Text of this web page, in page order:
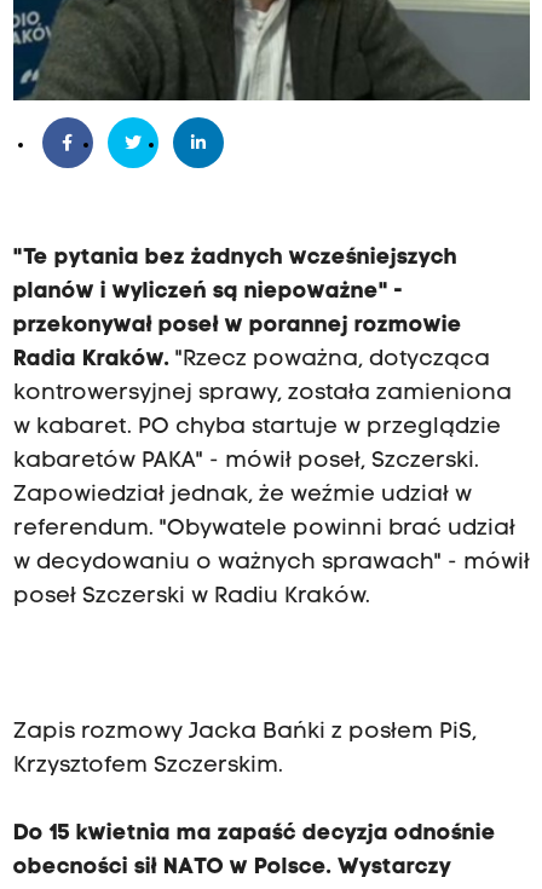
"Te pytania bez żadnych wcześniejszych
planów i wyliczeń są niepoważne" -
przekonywał poseł w porannej rozmowie
Radia Kraków."Rzecz poważna, dotycząca
kontrowersyjnej sprawy, została zamieniona
w kabaret. PO chyba startuje w przeglądzie
kabaretów PAKA" - mówił poseł, Szczerski.
Zapowiedział jednak, że weźmie udział w
referendum. "Obywatele powinni brać udział
w decydowaniu o ważnych sprawach" - mówił
poseł Szczerski w Radiu Kraków.
Zapis rozmowy Jacka Bańki z posłem PiS,
Krzysztofem Szczerskim.
Do 15 kwietnia ma zapaść decyzja odnośnie
obecności sił NATO w Polsce. Wystarczy